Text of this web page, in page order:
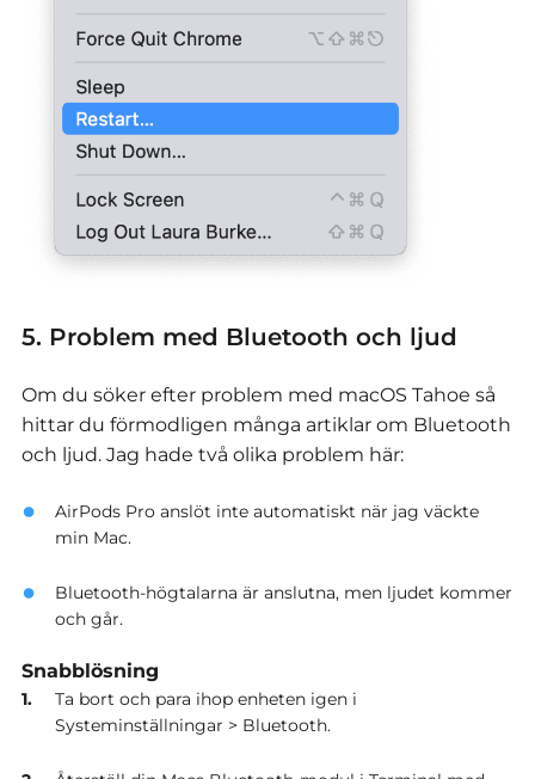
5. Problem med Bluetooth och ljud
Om du söker efter problem med macOS Tahoe så
hittar du förmodligen många artiklar om Bluetooth
och ljud. Jag hade två olika problem här:
AirPods Pro anslöt inte automatiskt när jag väckte
min Mac.
Bluetooth-högtalarna är anslutna, men ljudet kommer
och går.
Snabblösning
Ta bort och para ihop enheten igen i
Systeminställningar > Bluetooth.